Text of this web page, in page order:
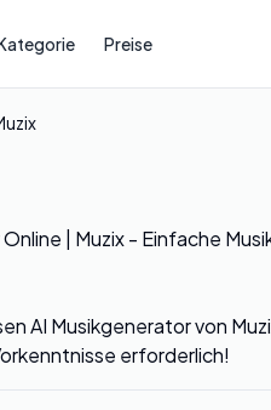
Preise
| Muzix - Einfache
AI Musikgenerator von
erforderlich!